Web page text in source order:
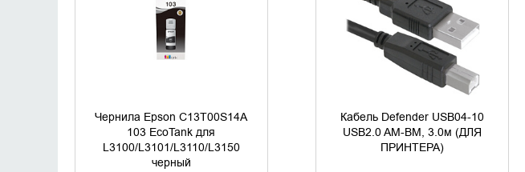
Чернила Epson C13T00S14A
103 EcoTank для
L3100/L3101/L3110/L3150
черный
Кабель Defender USB04-10
USB2.0 AM-BM, 3.0м (ДЛЯ
ПРИНТЕРА)
КУПИТЬ В 1 КЛИК